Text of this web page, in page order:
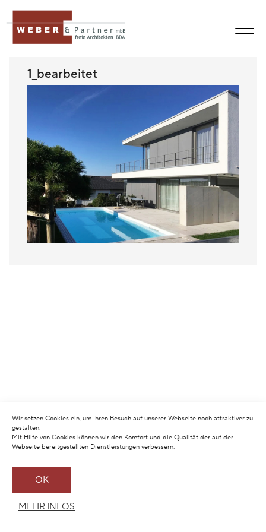
Wir setzen Cookies ein, um Ihren Besuch auf unserer Webseite noch attraktiver zu
gestalten.
Mit Hilfe von Cookies können wir den Komfort und die Qualität der auf der
Webseite bereitgestellten Dienstleistungen verbessern.
OK
MEHR INFOS
1_bearbeitet